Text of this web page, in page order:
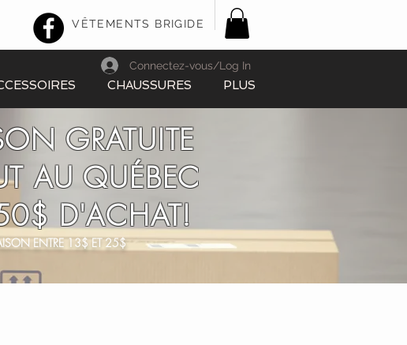
VÊTEMENTS BRIGIDE
CHAUSSURES PLUS
Connectez-vous/Log In
GRATUITE
AU QUÉBEC
D'ACHAT!
ENTRE 13$ ET 25$